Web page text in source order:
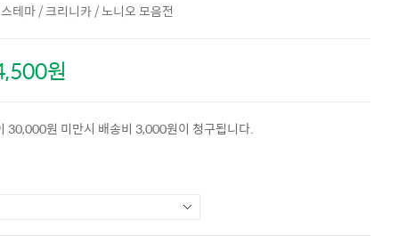
테마 / 크리니카 / 노니오 모음전
원
30,000원 미만시 배송비 3,000원이 청구됩니다.